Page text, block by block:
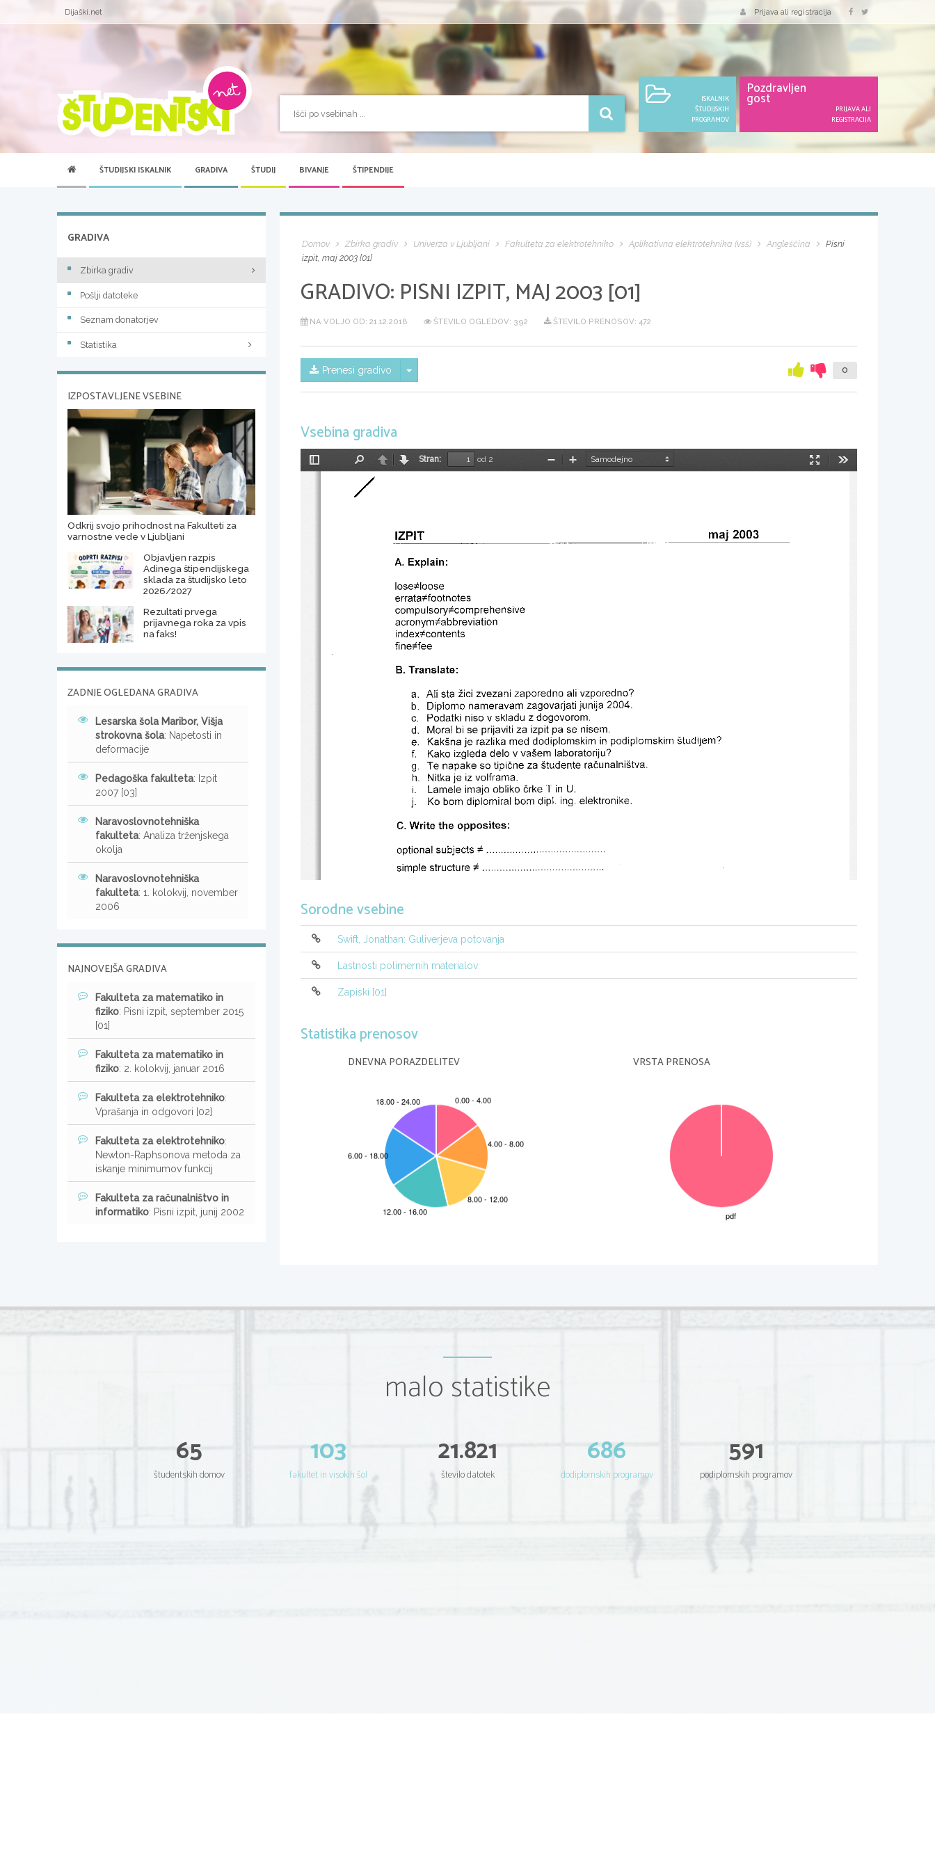
Dijaški.net Prijava ali registracija
ISKALNIK
ŠTUDIJSKIH
PROGRAMOV
Pozdravljen
gost
PRIJAVA ALI
REGISTRACIJA
ŠTUDIJSKI ISKALNIK GRADIVA ŠTUDIJ BIVANJE ŠTIPENDIJE
Domov Zbirka gradiv Univerza v Ljubljani Fakulteta za elektrotehniko Aplikativna elektrotehnika (vsš) Angleščina
Pisni
izpit, maj 2003 [01]
GRADIVO: PISNI IZPIT, MAJ 2003 [01]
NA VOLJO OD: 21.12.2018 ŠTEVILO OGLEDOV: 392 ŠTEVILO PRENOSOV: 472
Prenesi gradivo Skrij/prikaži meni 0
Vsebina gradiva
Preklopi
NazajNaprej
Stran:
od 2
Način
PomanjšajPovečaj
Sorodne vsebine
Swift, Jonathan: Guliverjeva potovanja
Lastnosti polimernih materialov
Zapiski [01]
Statistika prenosov
DNEVNA PORAZDELITEV VRSTA PRENOSA
GRADIVA
Zbirka gradiv
Pošlji datoteke
Seznam donatorjev
Statistika
IZPOSTAVLJENE VSEBINE
Odkrij svojo prihodnost na Fakulteti za
varnostne vede v Ljubljani
Objavljen razpis
Adinega štipendijskega
sklada za študijsko leto
2026/2027
Rezultati prvega
prijavnega roka za vpis
na faks!
ZADNJE OGLEDANA GRADIVA
Lesarska šola Maribor, Višja
strokovna šola: Napetosti in
deformacije
Pedagoška fakulteta: Izpit
2007 [03]
Naravoslovnotehniška
fakulteta: Analiza trženjskega
okolja
Naravoslovnotehniška
fakulteta: 1. kolokvij, november
2006
NAJNOVEJŠA GRADIVA
Fakulteta za matematiko in
fiziko: Pisni izpit, september 2015
[01]
Fakulteta za matematiko in
fiziko: 2. kolokvij, januar 2016
Fakulteta za elektrotehniko:
Vprašanja in odgovori [02]
Fakulteta za elektrotehniko:
Newton-Raphsonova metoda za
iskanje minimumov funkcij
Fakulteta za računalništvo in
informatiko: Pisni izpit, junij 2002
malo statistike
65
študentskih domov
103
fakultet in visokih šol
21.821
število datotek
686
dodiplomskih programov
591
podiplomskih programov